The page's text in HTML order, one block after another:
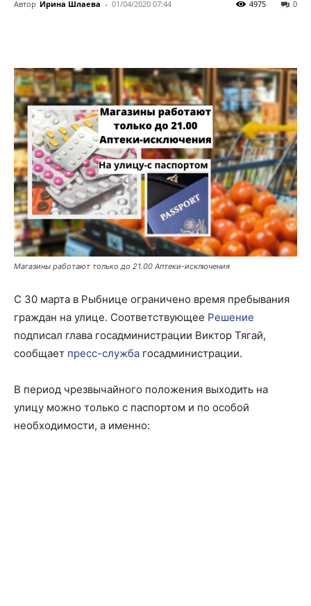
Автор Ирина Шлаева - 01/04/2020 07:44 0
4975
Магазины работают только до 21.00 Аптеки-исключения
С 30 марта в Рыбнице ограничено время пребывания
граждан на улице. Соответствующее Решение
подписал глава госадминистрации Виктор Тягай,
сообщает пресс-служба госадминистрации.
В период чрезвычайного положения выходить на
улицу можно только с паспортом и по особой
необходимости, а именно: